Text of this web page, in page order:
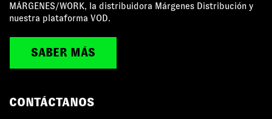
MÁRGENES/WORK, la distribuidora Márgenes Distribución y
nuestra plataforma VOD.
SABER MÁS
CONTÁCTANOS